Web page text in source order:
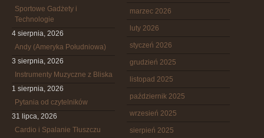
Sportowe Gadżety i
Technologie
4 sierpnia, 2026
Andy (Ameryka Południowa)
3 sierpnia, 2026
Instrumenty Muzyczne z Bliska
1 sierpnia, 2026
Pytania od czytelników
31 lipca, 2026
Cardio i Spalanie Tłuszczu
marzec 2026
luty 2026
styczeń 2026
grudzień 2025
listopad 2025
październik 2025
wrzesień 2025
sierpień 2025